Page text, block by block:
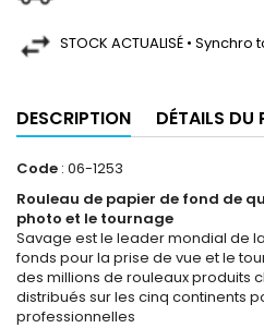
STOCK ACTUALISÉ •
DESCRIPTION DÉTAILS DU
Code : 06-1253
Rouleau de papier de fond de
photo et le tournage
Savage est le leader mondial de
fonds pour la prise de vue et le
des millions de rouleaux produits
distribués sur les cinq continents
professionnelles